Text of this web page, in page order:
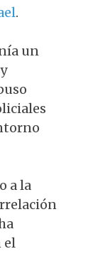
.
un
a la
el